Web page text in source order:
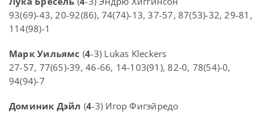
93(69)-43, 20-92(86), 74(74)-13, 37-57, 87(53)-32, 29-81,
114(98)-1
Марк Уильямс (4-3) Lukas Kleckers
27-57, 77(65)-39, 46-66, 14-103(91), 82-0, 78(54)-0,
94(94)-7
Доминик Дэйл (4-3) Игор Фигэйредо